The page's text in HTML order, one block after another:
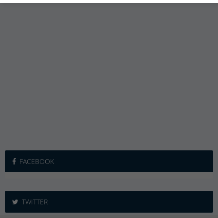
FACEBOOK
TWITTER